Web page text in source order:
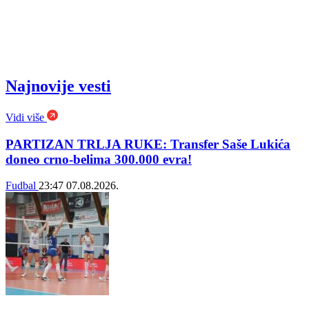
Najnovije vesti
Vidi više
PARTIZAN TRLJA RUKE: Transfer Saše Lukića
doneo crno-belima 300.000 evra!
Fudbal 23:47 07.08.2026.